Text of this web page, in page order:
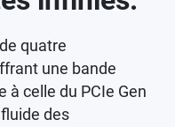
quatre
une bande
à celle du PCIe Gen
des